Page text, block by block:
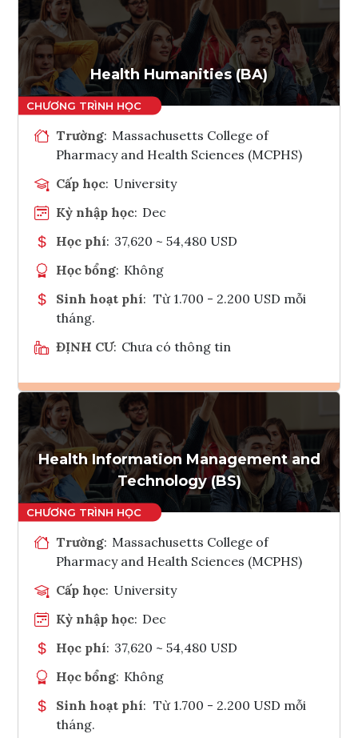
Ghi danh
Tham vấn Interlink
Health Humanities (BA)
Trường: Massachusetts College of
Pharmacy and Health Sciences (MCPHS)
Cấp học: University
Kỳ nhập học: Dec
Học phí: 37,620 ~ 54,480 USD
Học bổng: Không
Sinh hoạt phí: Từ 1.700 - 2.200 USD mỗi
tháng.
ĐỊNH CƯ: Chưa có thông tin
Ghi danh
Tham vấn Interlink
Health Information Management and
Technology (BS)
Trường: Massachusetts College of
Pharmacy and Health Sciences (MCPHS)
Cấp học: University
Kỳ nhập học: Dec
Học phí: 37,620 ~ 54,480 USD
Học bổng: Không
Sinh hoạt phí: Từ 1.700 - 2.200 USD mỗi
tháng.